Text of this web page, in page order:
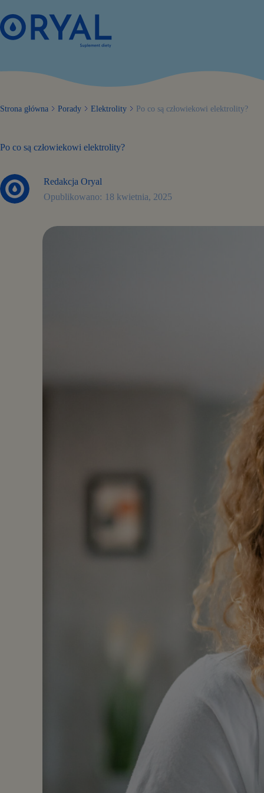
do
treści
Strona główna Porady Elektrolity Po co są człowiekowi elektrolity?
Po co są człowiekowi elektrolity?
Redakcja Oryal
18 kwietnia, 2025